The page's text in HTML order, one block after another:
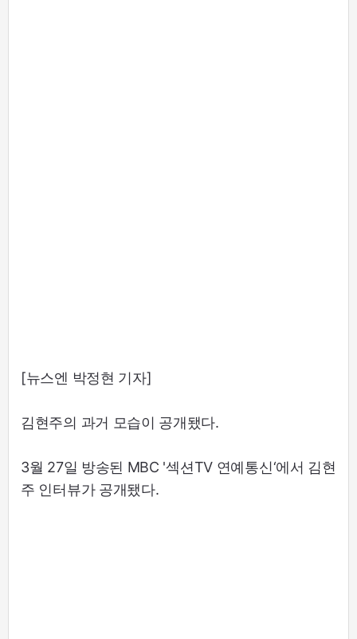
[뉴스엔 박정현 기자]
김현주의 과거 모습이 공개됐다.
3월 27일 방송된 MBC '섹션TV 연예통신‘에서 김현
주 인터뷰가 공개됐다.